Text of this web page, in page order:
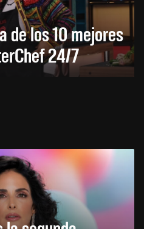
de los 10 mejores
24/7